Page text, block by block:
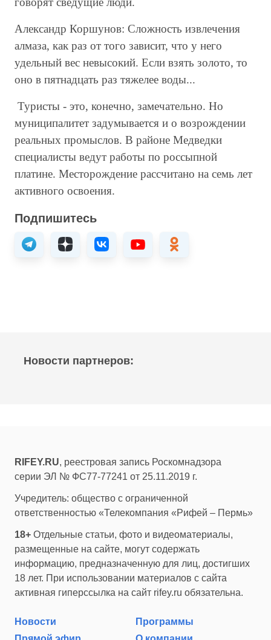
Александр Коршунов: Сложность извлечения
алмаза, как раз от того зависит, что у него
удельный вес невысокий. Если взять золото, то
оно в пятнадцать раз тяжелее воды...
Туристы - это, конечно, замечательно. Но
муниципалитет задумывается и о возрождении
реальных промыслов. В районе Медведки
специалисты ведут работы по россыпной
платине. Месторождение рассчитано на семь лет
активного освоения.
Подпишитесь
Новости партнеров:
RIFEY.RU, реестровая запись Роскомнадзора
серии ЭЛ № ФС77-77241 от 25.11.2019 г.
Учредитель: общество с ограниченной
ответственностью «Телекомпания «Рифей – Пермь»
18+ Отдельные статьи, фото и видеоматериалы,
размещенные на сайте, могут содержать
информацию, предназначенную для лиц, достигших
18 лет. При использовании материалов с сайта
активная гиперссылка на сайт rifey.ru обязательна.
Новости
Программы